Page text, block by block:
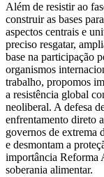
Além de resistir ao
construir as bases
aspectos centrais e
preciso resgatar,
base na participação
organismos
trabalho, propomos
a resistência global
neoliberal. A defesa
enfrentamento direto
governos de extrema
e desmontam a
importância Reforma
soberania alimentar.